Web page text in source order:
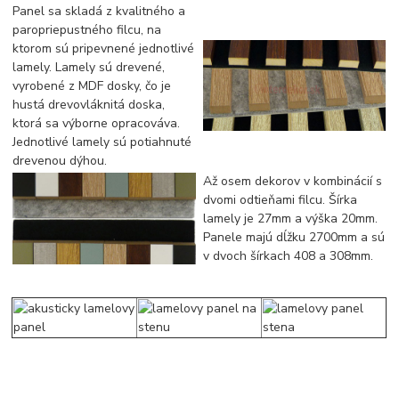
Panel sa skladá z kvalitného a
paropriepustného filcu, na
ktorom sú pripevnené jednotlivé
lamely. Lamely sú drevené,
vyrobené z MDF dosky, čo je
hustá drevovláknitá doska,
ktorá sa výborne opracováva.
Jednotlivé lamely sú potiahnuté
drevenou dýhou.
Až osem dekorov v kombinácií s
dvomi odtieňami filcu. Šírka
lamely je 27mm a výška 20mm.
Panele majú dĺžku 2700mm a sú
v dvoch šírkach 408 a 308mm.